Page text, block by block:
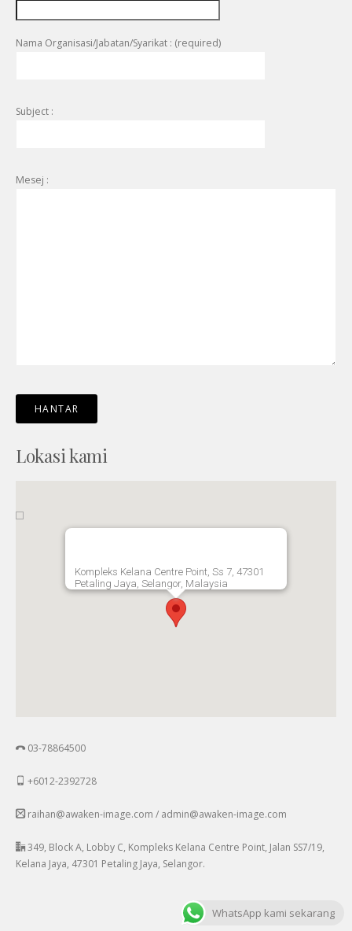
Nama Organisasi/Jabatan/Syarikat : (required)
Subject :
Mesej :
Lokasi kami
Kompleks Kelana Centre Point, Ss 7, 47301
Petaling Jaya, Selangor, Malaysia
03-78864500
+6012-2392728
raihan@awaken-image.com / admin@awaken-image.com
349, Block A, Lobby C, Kompleks Kelana Centre Point, Jalan SS7/19,
Kelana Jaya, 47301 Petaling Jaya, Selangor.
WhatsApp kami sekarang